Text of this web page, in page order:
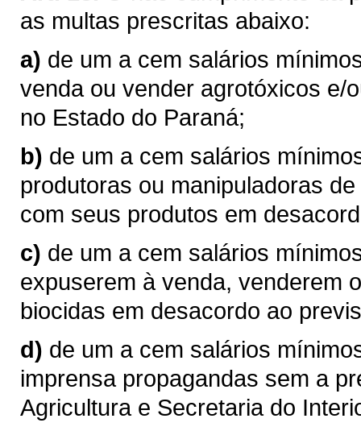
as multas prescritas abaixo:
a) de um a cem salários
venda ou vender agrotóxicos e/
no Estado do Paraná;
b) de um a cem salários
produtoras ou manipuladoras
com seus produtos em
c) de um a cem salários
expuserem à venda, venderem
biocidas em desacordo ao
d) de um a cem salários
imprensa propagandas sem a
Agricultura e Secretaria do